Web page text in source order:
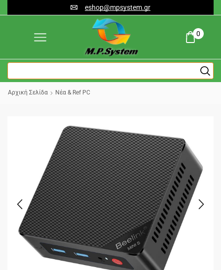
eshop@mpsystem.gr
0
Αρχική Σελίδα Νέα & Ref PC